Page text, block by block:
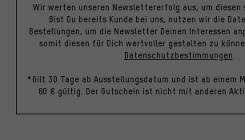
Wir werten unseren Newslettererfolg aus, um diesen
Bist Du bereits Kunde bei uns, nutzen wir die
Bestellungen, um die Newsletter Deinen Interessen
somit diesen für Dich wertvoller gestalten zu
Datenschutzbestimmungen
*Gilt 30 Tage ab Ausstellungsdatum und ist ab einem
60 € gültig. Der Gutschein ist nicht mit anderen